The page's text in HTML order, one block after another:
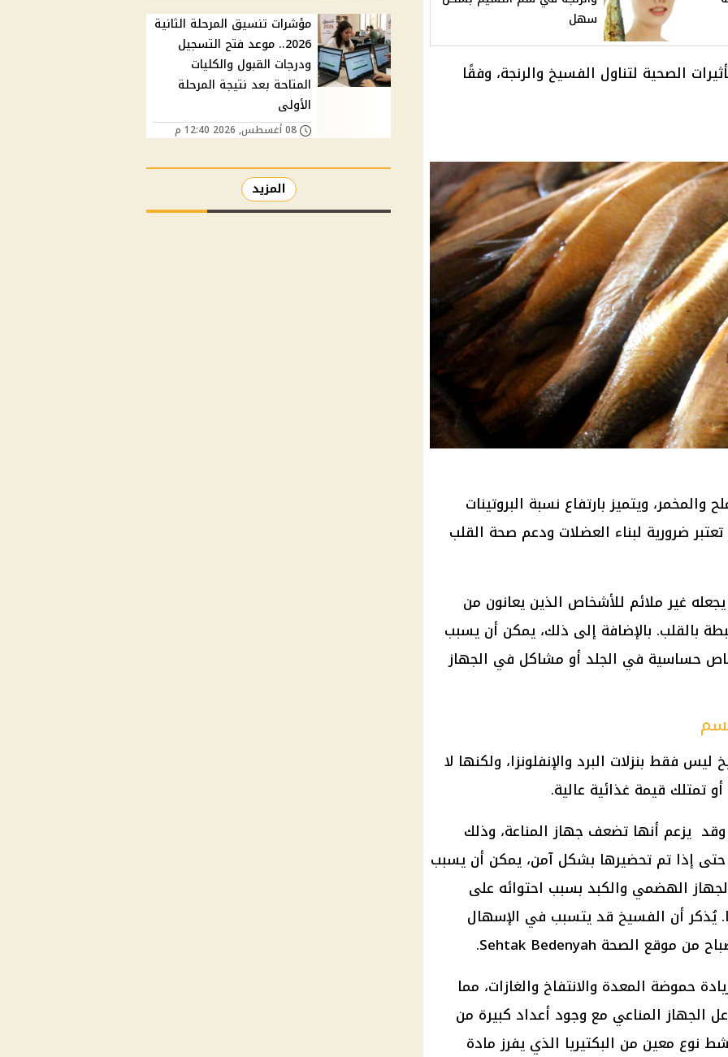
سهل
الصحية لتناول الفسيخ والرنجة، وفقًا
والمخمر، ويتميز بارتفاع نسبة البروتينات
ضرورية لبناء العضلات ودعم صحة القلب
غير ملائم للأشخاص الذين يعانون من
بالقلب. بالإضافة إلى ذلك، يمكن أن يسبب
حساسية في الجلد أو مشاكل في الجهاز
ليس فقط بنزلات البرد والإنفلونزا، ولكنها لا
تمتلك قيمة غذائية عالية.
وقد يزعم أنها تضعف جهاز المناعة، وذلك
حتى إذا تم تحضيرها بشكل آمن، يمكن أن يسبب
الهضمي والكبد بسبب احتوائه على
يُذكر أن الفسيخ قد يتسبب في الإسهال
من موقع الصحة
حموضة المعدة والانتفاخ والغازات، مما
الجهاز المناعي مع وجود أعداد كبيرة من
نوع معين من البكتيريا الذي يفرز مادة
مؤشرات تنسيق المرحلة الثانية
2026.. موعد فتح التسجيل
ودرجات القبول والكليات
المتاحة بعد نتيجة المرحلة
الأولى
08 أغسطس, 2026 12:40 م
المزيد